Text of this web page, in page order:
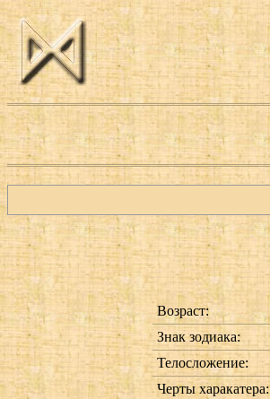
Возраст:
Знак зодиака:
Телосложение:
Черты харакатера: